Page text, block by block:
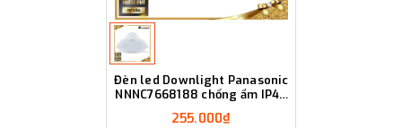
Đèn led Downlight Panasonic
NNNC7668188 chống ẩm IP44
255.000₫